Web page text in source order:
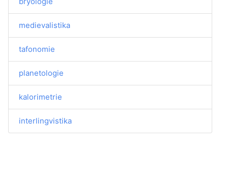
medievalistika
tafonomie
planetologie
kalorimetrie
interlingvistika